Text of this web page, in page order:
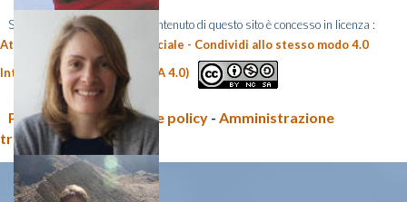
Salvo diversa indicazione, il contenuto di questo sito è concesso in licenza :
Attribuzione - Non commerciale - Condividi allo stesso modo 4.0
Internazionale (CC BY-NC-SA 4.0)
Privacy policy e Cookie policy - Amministrazione
trasparente CNR